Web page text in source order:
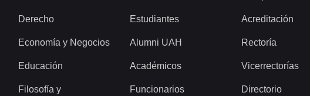
Derecho
Economía y Negocios
Educación
Filosofía y
Estudiantes
Alumni UAH
Académicos
Funcionarios
Acreditación
Rectoría
Vicerrectorías
Directorio